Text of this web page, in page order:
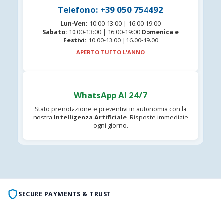
Telefono: +39 050 754492
Lun-Ven: 10:00-13:00 | 16:00-19:00
Sabato: 10:00-13:00 | 16:00-19:00 Domenica e
Festivi: 10.00-13.00 |16.00-19.00
APERTO TUTTO L'ANNO
WhatsApp AI 24/7
Stato prenotazione e preventivi in autonomia con la
nostra Intelligenza Artificiale. Risposte immediate
ogni giorno.
SECURE PAYMENTS & TRUST